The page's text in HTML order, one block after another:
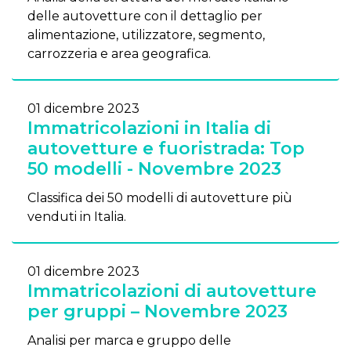
delle autovetture con il dettaglio per
alimentazione, utilizzatore, segmento,
carrozzeria e area geografica.
01 dicembre 2023
Immatricolazioni in Italia di
autovetture e fuoristrada: Top
50 modelli - Novembre 2023
Classifica dei 50 modelli di autovetture più
venduti in Italia.
01 dicembre 2023
Immatricolazioni di autovetture
per gruppi – Novembre 2023
Analisi per marca e gruppo delle